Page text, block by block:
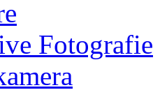
Fotografie